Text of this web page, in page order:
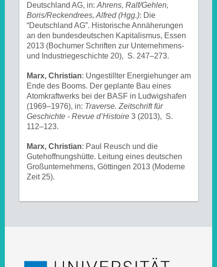
Deutschland AG, in: Ahrens, Ralf/Gehlen,
Boris/Reckendrees, Alfred (Hgg.): Die
“Deutschland AG”. Historische Annäherungen
an den bundesdeutschen Kapitalismus, Essen
2013 (Bochumer Schriften zur Unternehmens-
und Industriegeschichte 20), S. 247–273.
Marx, Christian: Ungestillter Energiehunger am
Ende des Booms. Der geplante Bau eines
Atomkraftwerks bei der BASF in Ludwigshafen
(1969–1976), in: Traverse. Zeitschrift für
Geschichte - Revue d’Histoire3 (2013), S.
112–123.
Marx, Christian: Paul Reusch und die
Gutehoffnungshütte. Leitung eines deutschen
Großunternehmens, Göttingen 2013 (Moderne
Zeit 25).